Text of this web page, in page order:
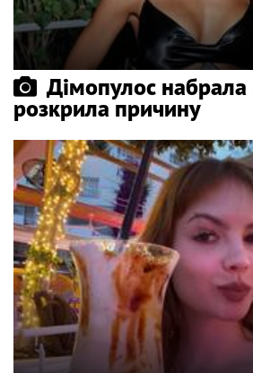
Дімопулос набрала
розкрила причину